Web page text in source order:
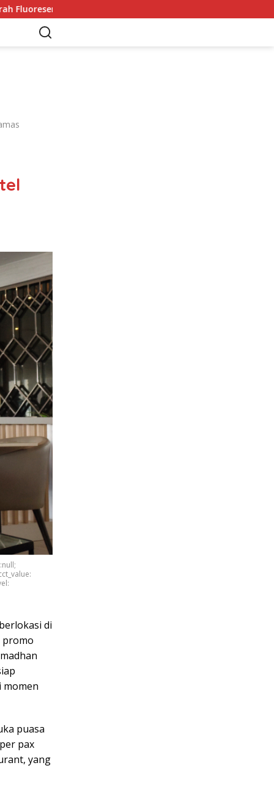
di
promo
momen
puasa
pax
yang